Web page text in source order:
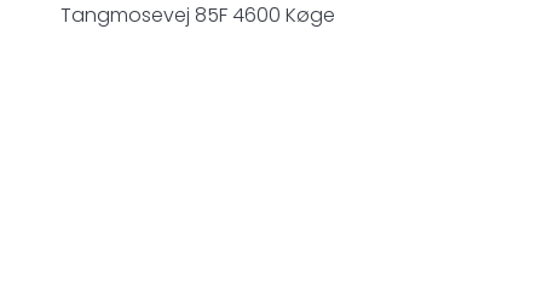
Tangmosevej 85F 4600 Køge